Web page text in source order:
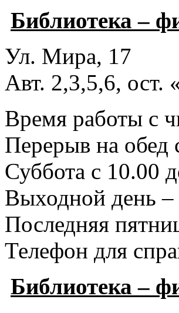
Библиотека –
Ул. Мира, 17
Авт. 2,3,5,6, ост.
Время работы с
Перерыв на обед
Суббота с 10.00
Выходной день –
Последняя
Телефон для
Библиотека –